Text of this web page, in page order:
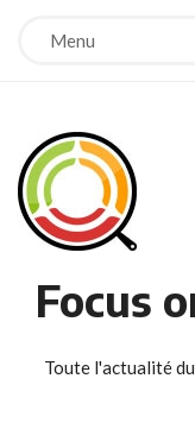
Menu
Focus
Toute l'actualité